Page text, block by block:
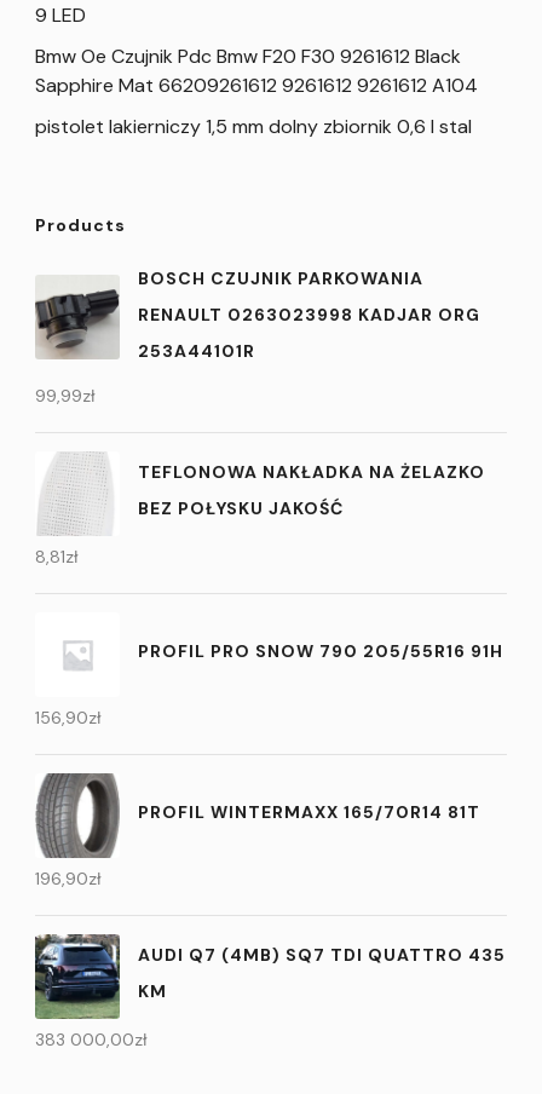
9 LED
Bmw Oe Czujnik Pdc Bmw F20 F30 9261612 Black
Sapphire Mat 66209261612 9261612 9261612 A104
pistolet lakierniczy 1,5 mm dolny zbiornik 0,6 l stal
Products
BOSCH CZUJNIK PARKOWANIA
RENAULT 0263023998 KADJAR ORG
253A44101R
99,99zł
TEFLONOWA NAKŁADKA NA ŻELAZKO
BEZ POŁYSKU JAKOŚĆ
8,81zł
PROFIL PRO SNOW 790 205/55R16 91H
156,90zł
PROFIL WINTERMAXX 165/70R14 81T
196,90zł
AUDI Q7 (4MB) SQ7 TDI QUATTRO 435
KM
383 000,00zł